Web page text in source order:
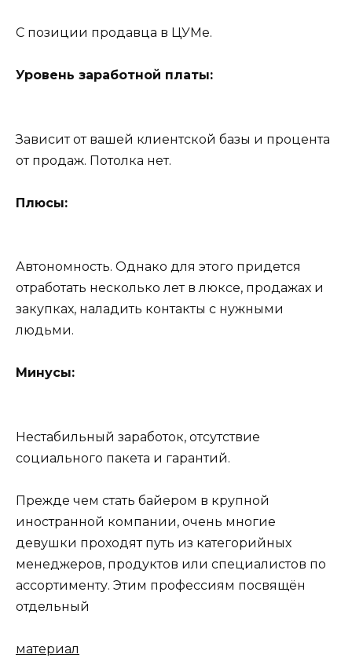
С позиции продавца в ЦУМе.
Уровень заработной платы:
Зависит от вашей клиентской базы и процента
от продаж. Потолка нет.
Плюсы:
Автономность. Однако для этого придется
отработать несколько лет в люксе, продажах и
закупках, наладить контакты с нужными
людьми.
Минусы:
Нестабильный заработок, отсутствие
социального пакета и гарантий.
Прежде чем стать байером в крупной
иностранной компании, очень многие
девушки проходят путь из категорийных
менеджеров, продуктов или специалистов по
ассортименту. Этим профессиям посвящён
отдельный
материал